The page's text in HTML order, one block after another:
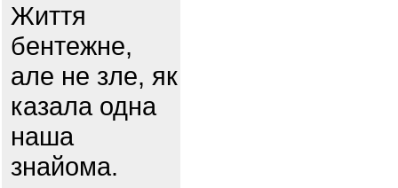
Життя
бентежне,
але не зле, як
казала одна
наша
знайома.